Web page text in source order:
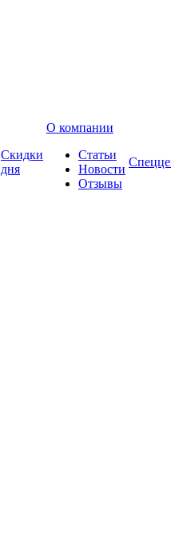
Скидки
дня
О компании
Статьи
Новости
Отзывы